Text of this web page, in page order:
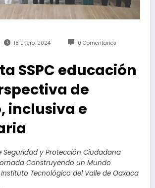
18 Enero, 2024 0 Comentarios
SSPC educación
de
inclusiva e
Seguridad y Protección Ciudadana
Construyendo un Mundo
Tecnológico del Valle de Oaxaca